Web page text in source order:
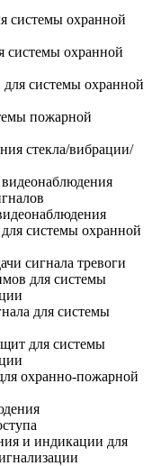
системы охранной
системы охранной
системы охранной
пожарной
стекла/вибрации/
системы охранной
сигнала тревоги
для системы
для системы
для системы
охранно-пожарной
и индикации для